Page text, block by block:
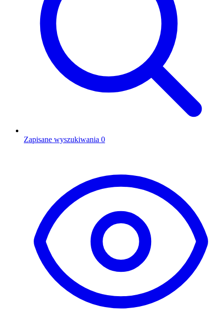
Zapisane wyszukiwania 0